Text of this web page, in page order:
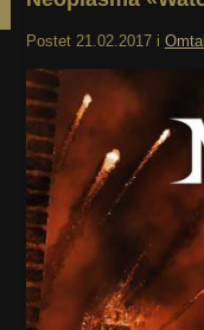
Postet 21.02.2017 i